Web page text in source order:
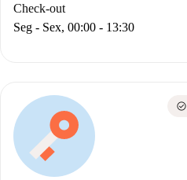
Check-out
Seg - Sex, 00:00 - 13:30
check_circle